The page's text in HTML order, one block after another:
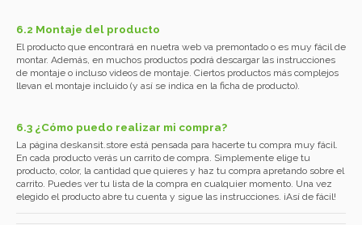
6.2 Montaje del producto
El producto que encontrará en nuetra web va premontado o es muy fácil de
montar. Además, en muchos productos podrá descargar las instrucciones
de montaje o incluso videos de montaje. Ciertos productos más complejos
llevan el montaje incluido (y así se indica en la ficha de producto).
6.3 ¿Cómo puedo realizar mi compra?
La página deskansit.store está pensada para hacerte tu compra muy fácil.
En cada producto verás un carrito de compra. Simplemente elige tu
producto, color, la cantidad que quieres y haz tu compra apretando sobre el
carrito. Puedes ver tu lista de la compra en cualquier momento. Una vez
elegido el producto abre tu cuenta y sigue las instrucciones. ¡Así de fácil!